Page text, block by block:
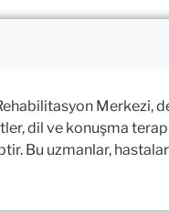
Merkezi,
dil ve konuşma
Bu uzmanlar,